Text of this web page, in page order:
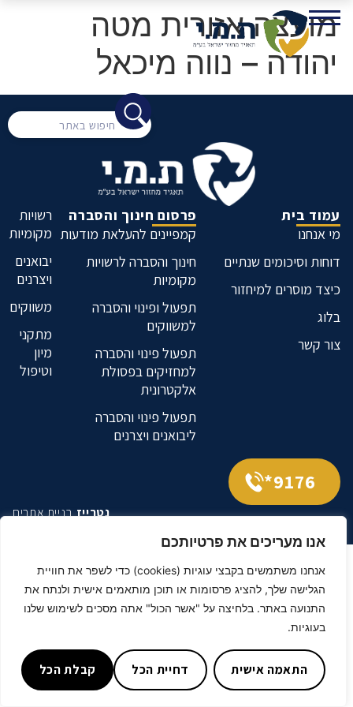
אנו מעריכים את פרטיותכם
אנחנו משתמשים בקבצי עוגיות (cookies) כדי לשפר את חוויית
הגלישה שלך, להציג פרסומות או תוכן מותאמים אישית ולנתח את
התנועה באתר. בלחיצה על "אשר הכול" אתה מסכים לשימוש שלנו
בעוגיות.
התאמה אישית דחיית הכל קבלת הכל
מועצה אזורית מטה
יהודה – נווה מיכאל
עמוד בית
מי אנחנו
דוחות וסיכומים שנתיים
כיצד מוסרים למיחזור
בלוג
צור קשר
פרסום חינוך והסברה
קמפיינים להעלאת מודעות
חינוך והסברה לרשויות
מקומיות
תפעול ופינוי והסברה
למשווקים
תפעול פינוי והסברה
למחזיקים בפסולת
אלקטרונית
תפעול פינוי והסברה
ליבואנים ויצרנים
רשויות
מקומיות
יבואנים
ויצרנים
משווקים
מתקני
מיון
וטיפול
9176*
נטרייזבניית אתרים